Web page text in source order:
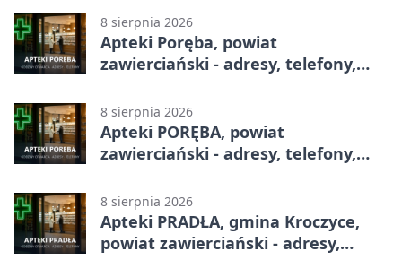
8 sierpnia 2026
Apteki Poręba, powiat
zawierciański - adresy, telefony,
8 sierpnia 2026
Apteki PORĘBA, powiat
zawierciański - adresy, telefony,
8 sierpnia 2026
Apteki PRADŁA, gmina Kroczyce,
powiat zawierciański - adresy,